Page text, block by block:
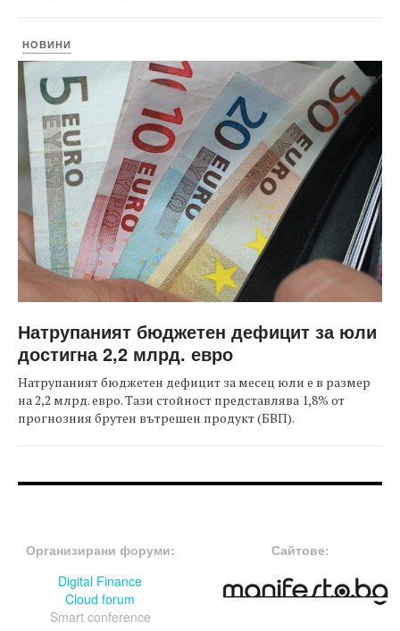
НОВИНИ
Натрупаният бюджетен дефицит за юли
достигна 2,2 млрд. евро
Натрупаният бюджетен дефицит за месец юли е в размер
на 2,2 млрд. евро. Тази стойност представлява 1,8% от
прогнозния брутен вътрешен продукт (БВП).
Организирани форуми:
Digital Finance
Cloud forum
Smart conference
Сайтове: